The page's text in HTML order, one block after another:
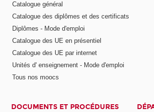
Catalogue général
Catalogue des diplômes et des certificats
Diplômes - Mode d'emploi
Catalogue des UE en présentiel
Catalogue des UE par internet
Unités d' enseignement - Mode d'emploi
Tous nos moocs
DOCUMENTS ET PROCÉDURES